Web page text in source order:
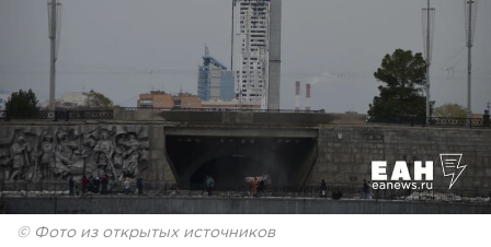
© Фото из открытых источников